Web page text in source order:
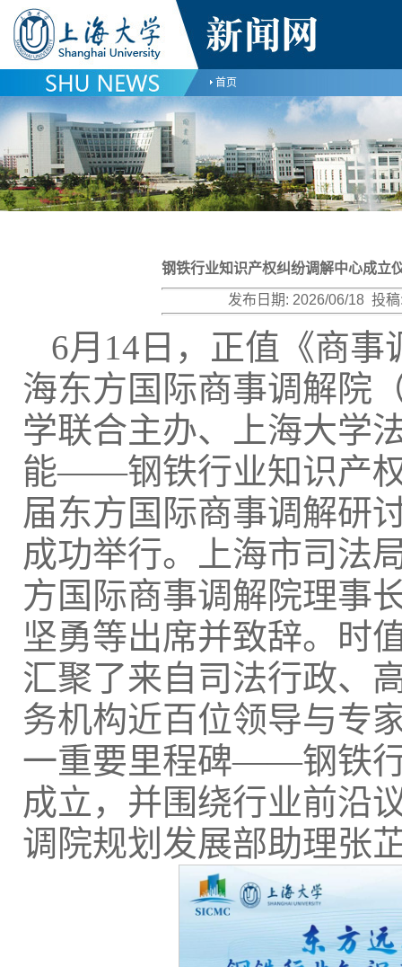
首页
钢铁行业知识产权纠纷调解中心成立
发布日期: 2026/06/18 投
6月14日，正值《商
海东方国际商事调解院
学联合主办、上海大学
能——钢铁行业知识产
届东方国际商事调解研
成功举行。上海市司法
方国际商事调解院理事
坚勇等出席并致辞。时
汇聚了来自司法行政、
务机构近百位领导与专
一重要里程碑——钢铁
成立，并围绕行业前沿
调院规划发展部助理张